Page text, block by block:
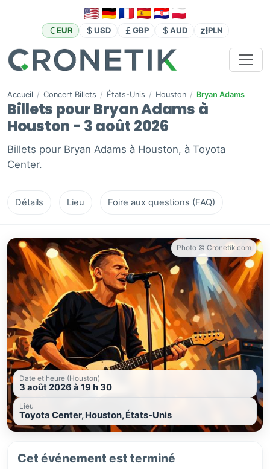
EUR USD GBP AUD złPLN
Accueil / Concert Billets / États-Unis / Houston / Bryan Adams
Billets pour Bryan Adams à
Houston - 3 août 2026
Billets pour Bryan Adams à Houston, à Toyota
Center.
Détails Lieu Foire aux questions (FAQ)
Photo © Cronetik.com
Date et heure (Houston)
3 août 2026 à 19 h 30
Lieu
Toyota Center, Houston, États-Unis
Cet événement est terminé